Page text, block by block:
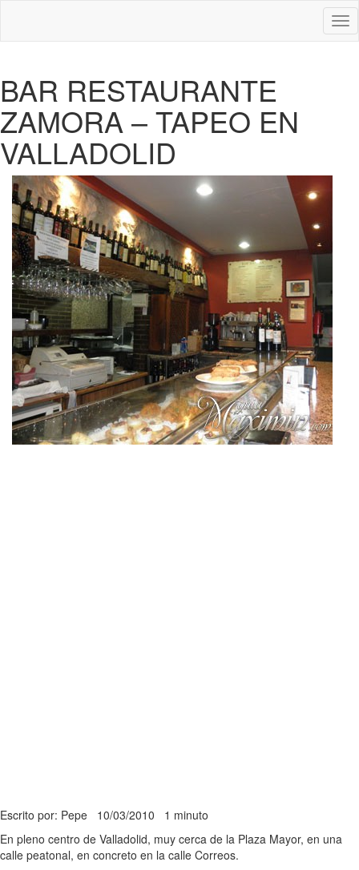
BAR RESTAURANTE
ZAMORA – TAPEO EN
VALLADOLID
Escrito por: Pepe 10/03/2010 1 minuto
En pleno centro de Valladolid, muy cerca de la Plaza Mayor, en una
calle peatonal, en concreto en la calle Correos.